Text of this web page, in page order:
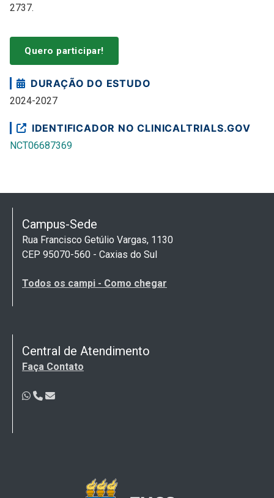
2737.
Quero participar!
DURAÇÃO DO ESTUDO
2024-2027
IDENTIFICADOR NO CLINICALTRIALS.GOV
NCT06687369
Campus-Sede
Rua Francisco Getúlio Vargas, 1130
CEP 95070-560 - Caxias do Sul
Todos os campi - Como chegar
Central de Atendimento
Faça Contato